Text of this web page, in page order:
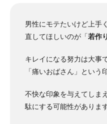
男性にモテたいけど上手
直してほしいのが「若作り
キレイになる努力は大事
「痛いおばさん」という
不快な印象を与えてしま
駄にする可能性があります